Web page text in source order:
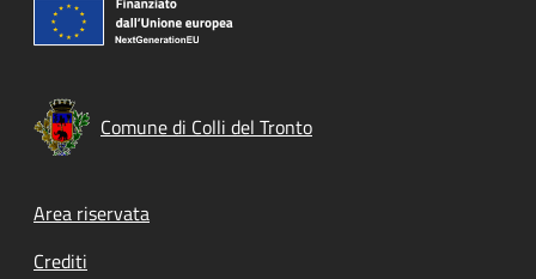
Comune di Colli del Tronto
Footer menu
Area riservata
Crediti